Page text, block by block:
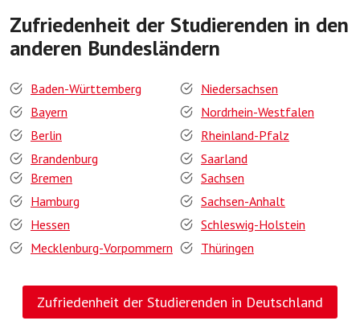
Zufriedenheit der Studierenden in den
anderen Bundesländern
Baden-Württemberg
Bayern
Berlin
Brandenburg
Bremen
Hamburg
Hessen
Mecklenburg-Vorpommern
Niedersachsen
Nordrhein-Westfalen
Rheinland-Pfalz
Saarland
Sachsen
Sachsen-Anhalt
Schleswig-Holstein
Thüringen
Zufriedenheit der Studierenden in Deutschland